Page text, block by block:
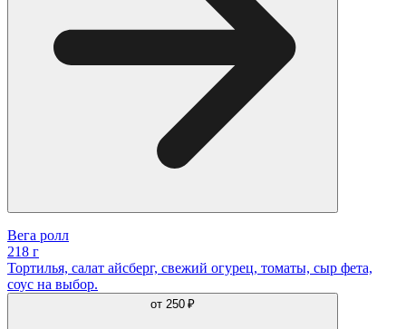
Вега ролл
218 г
Тортилья, салат айсберг, свежий огурец, томаты, сыр фета,
соус на выбор.
от 250 ₽